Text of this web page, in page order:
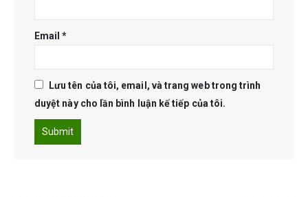
Email*
Lưu tên của tôi, email, và trang web trong trình
duyệt này cho lần bình luận kế tiếp của tôi.